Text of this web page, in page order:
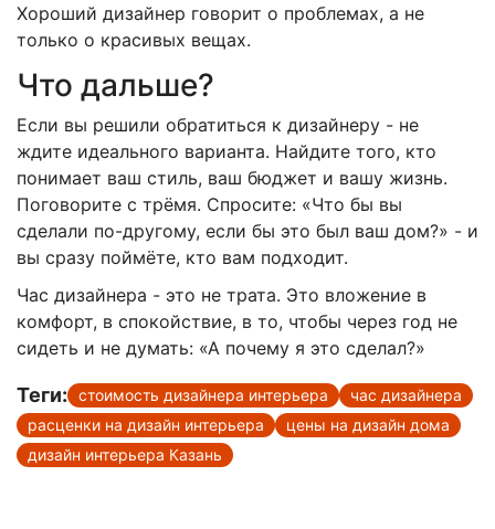
Хороший дизайнер говорит о проблемах, а не
только о красивых вещах.
Что дальше?
Если вы решили обратиться к дизайнеру - не
ждите идеального варианта. Найдите того, кто
понимает ваш стиль, ваш бюджет и вашу жизнь.
Поговорите с трёмя. Спросите: «Что бы вы
сделали по-другому, если бы это был ваш дом?» - и
вы сразу поймёте, кто вам подходит.
Час дизайнера - это не трата. Это вложение в
комфорт, в спокойствие, в то, чтобы через год не
сидеть и не думать: «А почему я это сделал?»
Теги: стоимость дизайнера интерьера
час дизайнера
расценки на дизайн интерьера
цены на дизайн дома
дизайн интерьера Казань